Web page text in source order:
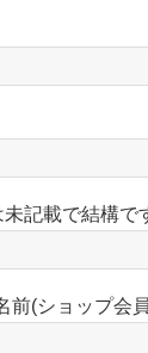
記載で結構で
(ショップ会